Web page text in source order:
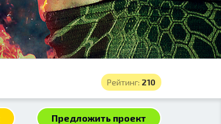
Рейтинг: 210
Предложить проект